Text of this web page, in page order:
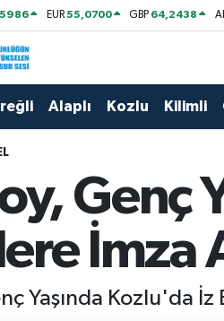
EUR55,0700 GBP 64,2438
Alaplı Kozlu Kilimli
Genç
İmza
Yaşında Kozlu'da İz
Haritası